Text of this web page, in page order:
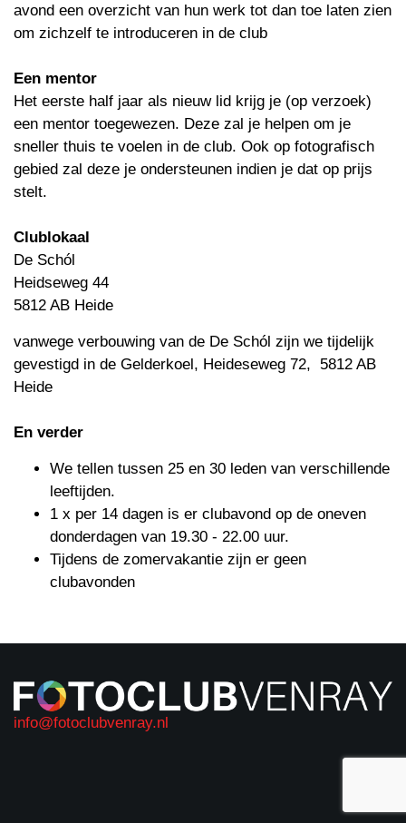
avond een overzicht van hun werk tot dan toe laten zien
om zichzelf te introduceren in de club
Een mentor
Het eerste half jaar als nieuw lid krijg je (op verzoek)
een mentor toegewezen. Deze zal je helpen om je
sneller thuis te voelen in de club. Ook op fotografisch
gebied zal deze je ondersteunen indien je dat op prijs
stelt.
Clublokaal
De Schól
Heidseweg 44
5812 AB Heide
vanwege verbouwing van de De Schól zijn we tijdelijk
gevestigd in de Gelderkoel, Heideseweg 72, 5812 AB
Heide
En verder
We tellen tussen 25 en 30 leden van verschillende
leeftijden.
1 x per 14 dagen is er clubavond op de oneven
donderdagen van 19.30 - 22.00 uur.
Tijdens de zomervakantie zijn er geen
clubavonden
info@fotoclubvenray.nl